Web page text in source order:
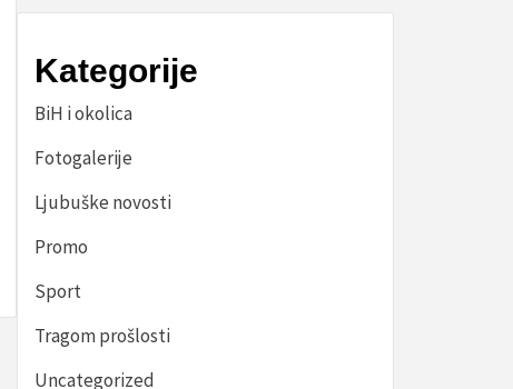
Kategorije
BiH i okolica
Fotogalerije
Ljubuške novosti
Promo
Sport
Tragom prošlosti
Uncategorized